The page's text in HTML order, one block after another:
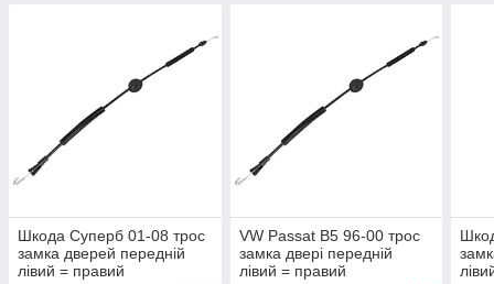
Шкода Суперб 01-08 трос
замка дверей передній
лівий = правий
VW Passat B5 96-00 трос
замка двері передній
лівий = правий